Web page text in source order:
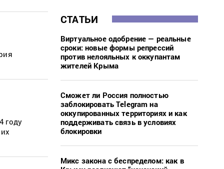
году
СТАТЬИ
Виртуальное одобрение — реальные
сроки: новые формы репрессий
против нелояльных к оккупантам
жителей Крыма
Сможет ли Россия полностью
заблокировать Telegram на
оккупированных территориях и как
поддерживать связь в условиях
блокировки
Микс закона с беспределом: как в